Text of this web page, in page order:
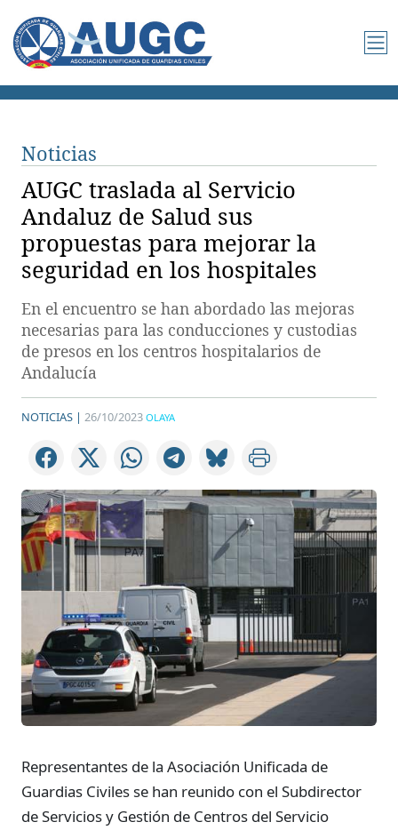
Noticias
AUGC traslada al Servicio
Andaluz de Salud sus
propuestas para mejorar la
seguridad en los hospitales
En el encuentro se han abordado las mejoras
necesarias para las conducciones y custodias
de presos en los centros hospitalarios de
Andalucía
NOTICIAS | 26/10/2023 OLAYA
Representantes de la Asociación Unificada de
Guardias Civiles se han reunido con el Subdirector
de Servicios y Gestión de Centros del Servicio